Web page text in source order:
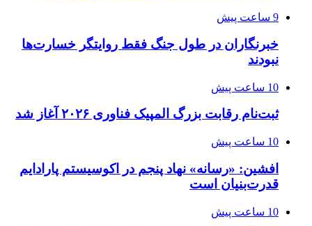
9 ساعت پیش
خبرنگاران در طول جنگ فقط روایتگر خسارت‌ها
نبودند
10 ساعت پیش
ثبت‌نام رقابت بزرگ المپیک فناوری ۲۰۲۶ آغاز شد
10 ساعت پیش
افشین: «رسانه» نهاد پنجم در اکوسیستم پارادایم
قدرت‌بنیان است
10 ساعت پیش